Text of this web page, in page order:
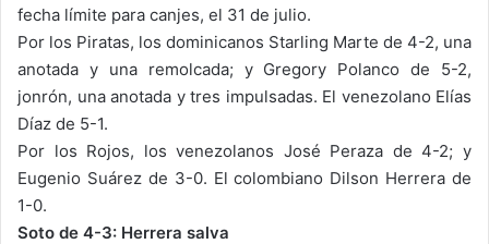
fecha límite para canjes, el 31 de julio.
Por los Piratas, los dominicanos Starling Marte de 4-2, una
anotada y una remolcada; y Gregory Polanco de 5-2,
jonrón, una anotada y tres impulsadas. El venezolano Elías
Díaz de 5-1.
Por los Rojos, los venezolanos José Peraza de 4-2; y
Eugenio Suárez de 3-0. El colombiano Dilson Herrera de
1-0.
Soto de 4-3: Herrera salva